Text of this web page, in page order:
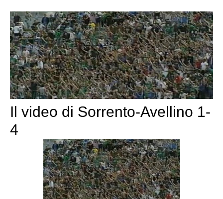
Il video di Sorrento-Avellino 1-
4